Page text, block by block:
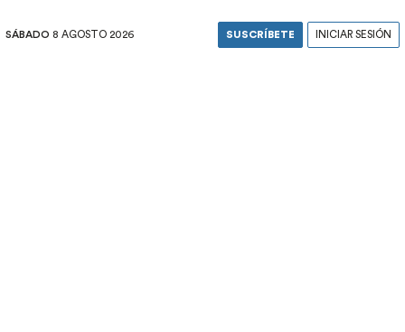
SÁBADO 8 AGOSTO 2026 SUSCRÍBETE INICIAR SESIÓN